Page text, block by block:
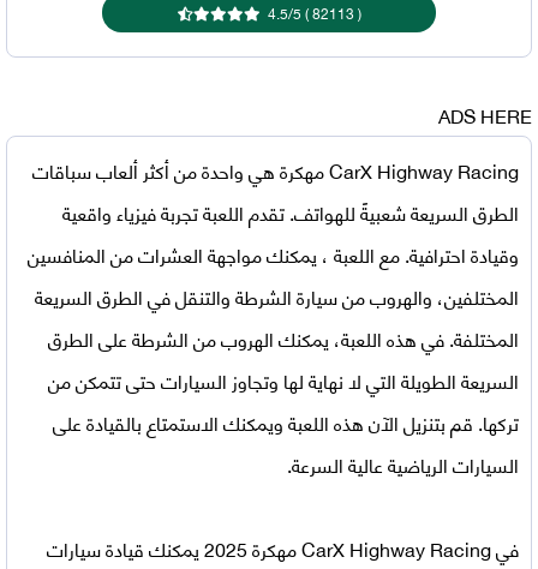
(
82113
)
4.5/5
ADS HERE
CarX Highway Racing مهكرة
هي واحدة من أكثر ألعاب سباقات
الطرق السريعة شعبيةً للهواتف. تقدم اللعبة تجربة فيزياء واقعية
وقيادة احترافية. مع اللعبة ، يمكنك مواجهة العشرات من المنافسين
المختلفين، والهروب من سيارة الشرطة والتنقل في الطرق السريعة
المختلفة. في هذه اللعبة، يمكنك الهروب من الشرطة على الطرق
السريعة الطويلة التي لا نهاية لها وتجاوز السيارات حتى تتمكن من
تركها. قم بتنزيل الآن هذه اللعبة ويمكنك الاستمتاع بالقيادة على
السيارات الرياضية عالية السرعة.
في
يمكنك قيادة سيارات